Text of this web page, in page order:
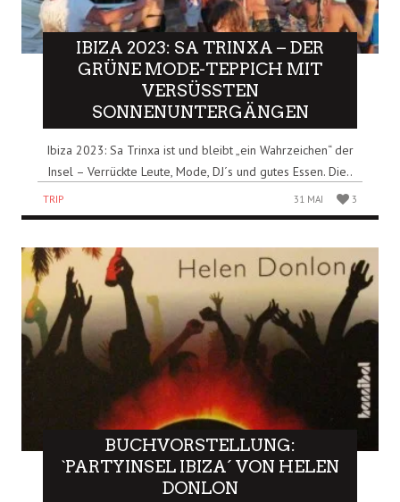
IBIZA 2023: SA TRINXA – DER
GRÜNE MODE-TEPPICH MIT
VERSÜSSTEN S
ONNENUNTERGÄNGEN
Ibiza 2023: Sa Trinxa ist und bleibt „ein Wahrzeichen“ der
Insel – Verrückte Leute, Mode, DJ´s und gutes Essen. Die..
TRIP 31 MAI 3
BUCHVORSTELLUNG:
`PARTYINSEL IBIZA´ VON HELEN
DONLON